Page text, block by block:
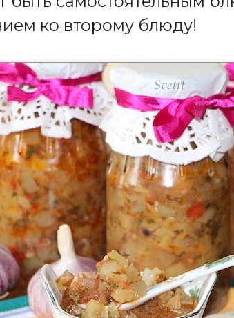
ко второму блюду!